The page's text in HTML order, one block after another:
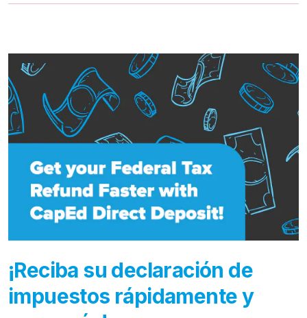
¡Reciba su declaración de
impuestos rápidamente y